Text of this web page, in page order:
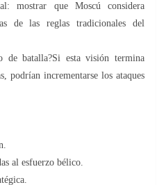
mostrar que Moscú considera
de las reglas tradicionales del
de batalla?Si esta visión termina
podrían incrementarse los ataques
al esfuerzo bélico.